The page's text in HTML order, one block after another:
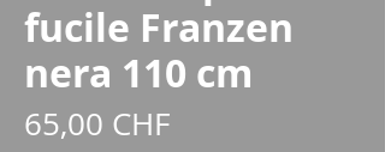
fucile Franzen
nera 110 cm
65,00 CHFPrezzo